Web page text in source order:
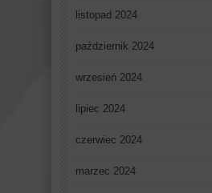
listopad 2024
październik 2024
wrzesień 2024
lipiec 2024
czerwiec 2024
marzec 2024